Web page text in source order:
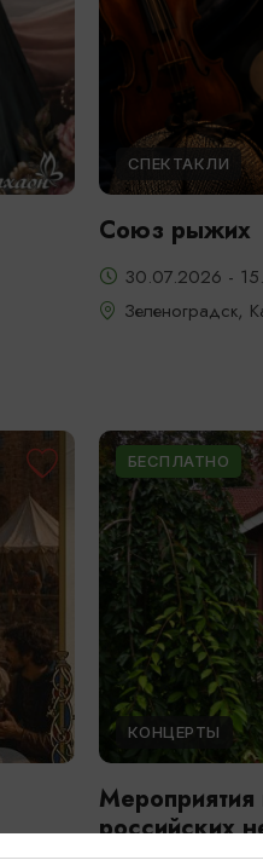
СПЕКТАКЛИ
Союз рыжих
30.07.2026 -
Зеленоградск,
БЕСПЛАТНО
КОНЦЕРТЫ
российских